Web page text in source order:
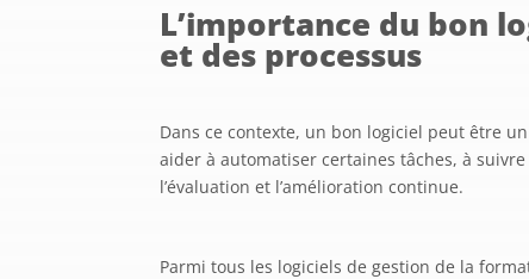
L’importance du bon
et des processus
Dans ce contexte, un bon logiciel peut être
aider à automatiser certaines tâches, à
l’évaluation et l’amélioration continue.
Parmi tous les logiciels de gestion de la